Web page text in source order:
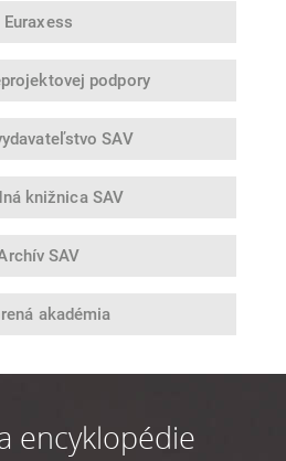
Euraxess
projektovej podpory
SAV
knižnica SAV
SAV
akadémia
encyklopédie